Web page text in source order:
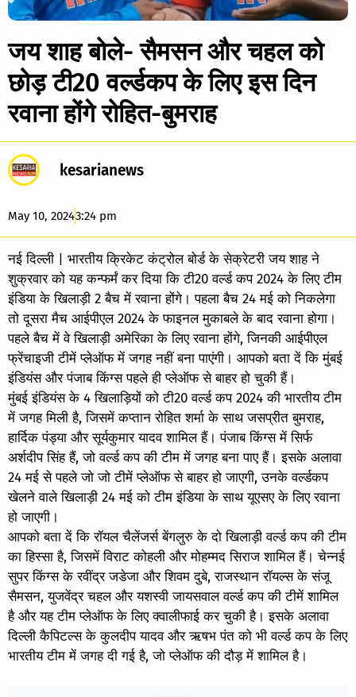
जय शाह बोले- सैमसन और चहल को
छोड़ टी20 वर्ल्डकप के लिए इस दिन
रवाना होंगे रोहित-बुमराह
kesarianews
May 10, 20243:24 pm
नई दिल्ली | भारतीय क्रिकेट कंट्रोल बोर्ड के सेक्रेटरी जय शाह ने
शुक्रवार को यह कन्फर्मं कर दिया कि टी20 वर्ल्ड कप 2024 के लिए टीम
इंडिया के खिलाड़ी 2 बैच में रवाना होंगे। पहला बैच 24 मई को निकलेगा
तो दूसरा मैच आईपीएल 2024 के फाइनल मुकाबले के बाद रवाना होगा।
पहले बैच में वे खिलाड़ी अमेरिका के लिए रवाना होंगे, जिनकी आईपीएल
फ्रेंचाइजी टीमें प्लेऑफ में जगह नहीं बना पाएंगी। आपको बता दें कि मुंबई
इंडियंस और पंजाब किंग्स पहले ही प्लेऑफ से बाहर हो चुकी हैं।
मुंबई इंडियंस के 4 खिलाड़ियों को टी20 वर्ल्ड कप 2024 की भारतीय टीम
में जगह मिली है, जिसमें कप्तान रोहित शर्मा के साथ जसप्रीत बुमराह,
हार्दिक पंड्या और सूर्यकुमार यादव शामिल हैं। पंजाब किंग्स में सिर्फ
अर्शदीप सिंह हैं, जो वर्ल्ड कप की टीम में जगह बना पाए हैं। इसके अलावा
24 मई से पहले जो जो टीमें प्लेऑफ से बाहर हो जाएगी, उनके वर्ल्डकप
खेलने वाले खिलाड़ी 24 मई को टीम इंडिया के साथ यूएसए के लिए रवाना
हो जाएगी।
आपको बता दें कि रॉयल चैलेंजर्स बेंगलुरु के दो खिलाड़ी वर्ल्ड कप की टीम
का हिस्सा है, जिसमें विराट कोहली और मोहम्मद सिराज शामिल हैं। चेन्नई
सुपर किंग्स के रवींद्र जडेजा और शिवम दुबे, राजस्थान रॉयल्स के संजू
सैमसन, युजवेंद्र चहल और यशस्वी जायसवाल वर्ल्ड कप की टीमें शामिल
है और यह टीम प्लेऑफ के लिए क्वालीफाई कर चुकी है। इसके अलावा
दिल्ली कैपिटल्स के कुलदीप यादव और ऋषभ पंत को भी वर्ल्ड कप के लिए
भारतीय टीम में जगह दी गई है, जो प्लेऑफ की दौड़ में शामिल है।